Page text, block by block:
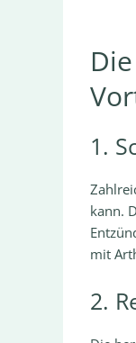
1.
kann.
mit
2.